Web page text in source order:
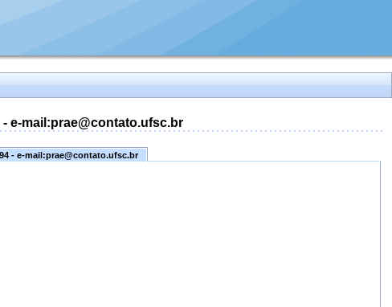
- e-mail:prae@contato.ufsc.br
- e-mail:prae@contato.ufsc.br